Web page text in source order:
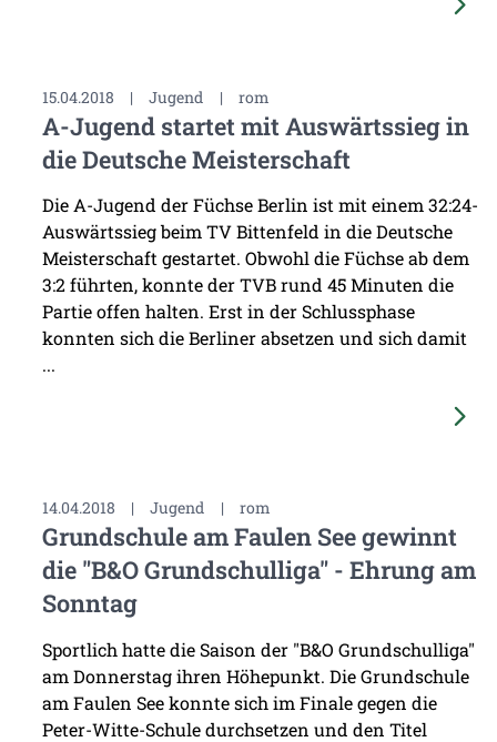
15.04.2018 | Jugend | rom
A-Jugend startet mit Auswärtssieg in
die Deutsche Meisterschaft
Die A-Jugend der Füchse Berlin ist mit einem 32:24-
Auswärtssieg beim TV Bittenfeld in die Deutsche
Meisterschaft gestartet. Obwohl die Füchse ab dem
3:2 führten, konnte der TVB rund 45 Minuten die
Partie offen halten. Erst in der Schlussphase
konnten sich die Berliner absetzen und sich damit
...
14.04.2018 | Jugend | rom
Grundschule am Faulen See gewinnt
die "B&O Grundschulliga" - Ehrung am
Sonntag
Sportlich hatte die Saison der "B&O Grundschulliga"
am Donnerstag ihren Höhepunkt. Die Grundschule
am Faulen See konnte sich im Finale gegen die
Peter-Witte-Schule durchsetzen und den Titel